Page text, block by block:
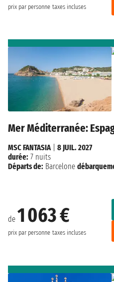
prix par personne taxes incluses
Mer Méditerranée:
de 1 063 €
prix par personne taxes incluses
MSC FANTASIA| 8 JUIL. 2027
durée: 7 nuits
Départs de: Barcelone